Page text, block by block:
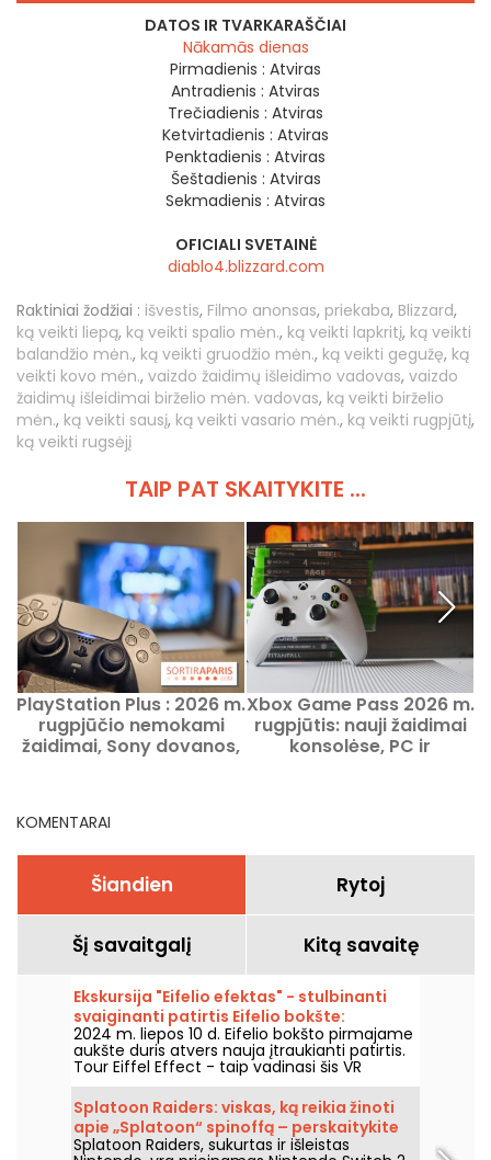
DATOS IR TVARKARAŠČIAI
Nākamās dienas
Pirmadienis : Atviras
Antradienis : Atviras
Trečiadienis : Atviras
Ketvirtadienis : Atviras
Penktadienis : Atviras
Šeštadienis : Atviras
Sekmadienis : Atviras
OFICIALI SVETAINĖ
diablo4.blizzard.com
Raktiniai žodžiai : išvestis, Filmo anonsas, priekaba, Blizzard,
ką veikti liepą, ką veikti spalio mėn., ką veikti lapkritį, ką veikti
balandžio mėn., ką veikti gruodžio mėn., ką veikti gegužę, ką
veikti kovo mėn., vaizdo žaidimų išleidimo vadovas, vaizdo
žaidimų išleidimai birželio mėn. vadovas, ką veikti birželio
mėn., ką veikti sausį, ką veikti vasario mėn., ką veikti rugpjūtį,
ką veikti rugsėjį
TAIP PAT SKAITYKITE ...
PlayStation Plus : 2026 m.
rugpjūčio nemokami
žaidimai, Sony dovanos,
Xbox Game Pass 2026 m.
rugpjūtis: nauji žaidimai
konsolėse, PC ir
KOMENTARAI
Šiandien Rytoj
Šį savaitgalį Kitą savaitę
Ekskursija "Eifelio efektas" - stulbinanti
svaiginanti patirtis Eifelio bokšte:
nemokamas kuponas
2024 m. liepos 10 d. Eifelio bokšto pirmajame
aukšte duris atvers nauja įtraukianti patirtis.
Tour Eiffel Effect - taip vadinasi šis VR
komandinis žaidimas, kuriame dalyvausite
fantastiškame nuotykyje - atstatysite Eifelio
bokštą ir skraidysite aplink jį paskutinę,
kulminacinę akimirką. Gera žinia ta, kad
atidarymo dieną nuo liepos 10 iki 22 d.
Splatoon Raiders: viskas, ką reikia žinoti
apie „Splatoon“ spinoffą – perskaitykite
mūsų nuomonę.
Splatoon Raiders, sukurtas ir išleistas